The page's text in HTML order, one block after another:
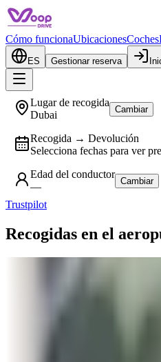
Cómo funcionaUbicacionesCoches
ES Gestionar reserva
Lugar de recogida
Dubai
Cambiar
Recogida → Devolución
Selecciona fechas para ver
Edad del conductor
—
Cambiar
Trustpilot
Recogidas en el